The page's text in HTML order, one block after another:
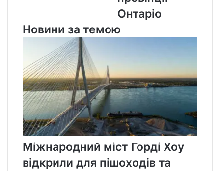
Онтаріо
Новини за темою
Міжнародний міст Горді Хоу
відкрили для пішоходів та